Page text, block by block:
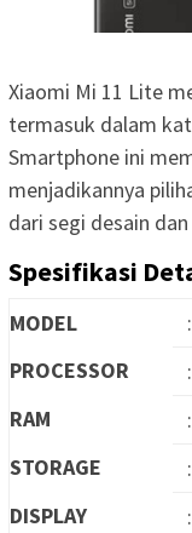
Xiaomi Mi 11 Lite
termasuk dalam
Smartphone ini
menjadikannya
dari segi desain
Spesifikasi
MODEL
PROCESSOR
RAM
STORAGE
DISPLAY